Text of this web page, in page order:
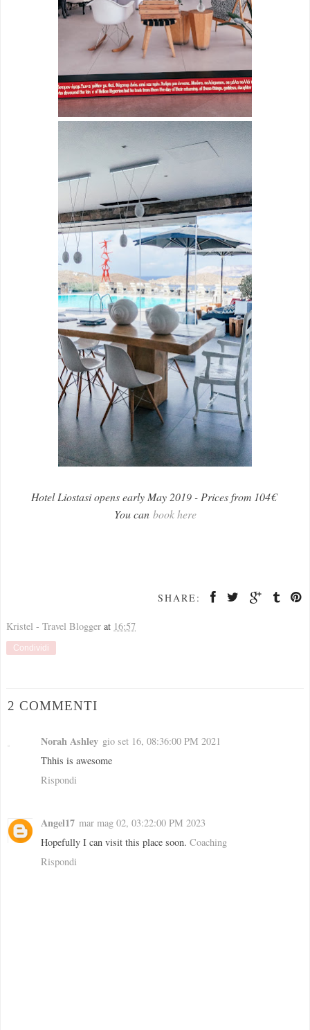
Hotel Liostasi opens early May 2019 - Prices from 104€
You can book here
SHARE:
Kristel - Travel Blogger at 16:57
Condividi
2 COMMENTI
Norah Ashley gio set 16, 08:36:00 PM 2021
Thhis is awesome
Rispondi
Angel17 mar mag 02, 03:22:00 PM 2023
Hopefully I can visit this place soon. Coaching
Rispondi